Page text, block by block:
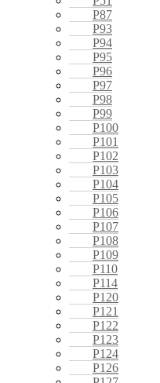
P87
P93
P94
P95
P96
P97
P98
P99
P100
P101
P102
P103
P104
P105
P106
P107
P108
P109
P110
P114
P120
P121
P122
P123
P124
P126